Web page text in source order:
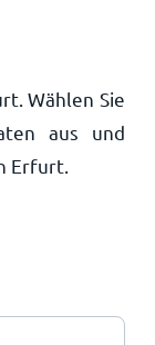
Wählen Sie
aus und
Erfurt.